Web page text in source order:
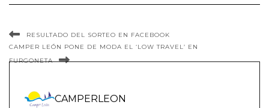
RESULTADO DEL SORTEO EN FACEBOOK
CAMPER LEÓN PONE DE MODA EL ‘LOW TRAVEL’ EN
FURGONETA
CAMPERLEON